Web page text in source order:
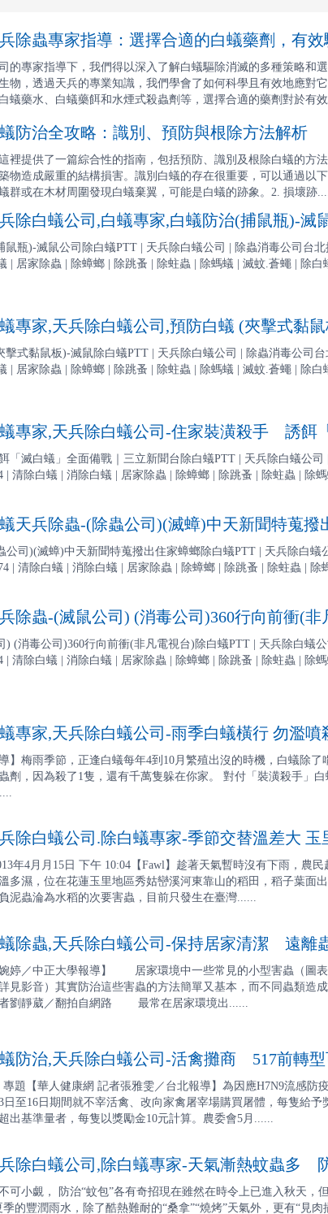
除蟲專家指導：選擇合適的白蟻藥劑，有效
的專家指導下，我們得以深入了解白蟻驅除消滅的多種策略和
物，透過天兵的專業知識，我們學會了如何科學且有效地應對
蟻藥水、白蟻藥餌和水煙式殺蟲劑等，選擇合適的藥劑對於有
防治全攻略：識別、預防與根除方法解析
裡提供了一篇綜合性的指南，包括預防、識別及根除白蟻的方
物造成嚴重的結構損害。識別白蟻的存在很重要，可以通過以
群或在木材周圍發現白蟻棄翼，可能是白蟻的跡象。2. 損壞跡
除白蟻公司,白蟻專家,白蟻防治(捕鼠瓶)-滅
鼠瓶)-滅鼠公司除白蟻PTT | 天兵除白蟻公司 | 除蟲消毒公司台
| 居家除蟲 | 除蟑螂 | 除跳蚤 | 除蛀蟲 | 除螞蟻 | 滅蚊.蒼蠅 | 除
專家,天兵除白蟻公司,預防白蟻 (夾擊式黏鼠
擊式黏鼠板)-滅鼠除白蟻PTT | 天兵除白蟻公司 | 除蟲消毒公司
| 居家除蟲 | 除蟑螂 | 除跳蚤 | 除蛀蟲 | 除螞蟻 | 滅蚊.蒼蠅 | 除
專家,天兵除白蟻公司-住家裝潢殺手 誘餌
滅白蟻」全面備戰｜三立新聞台除白蟻PTT | 天兵除白蟻公司
| 清除白蟻 | 消除白蟻 | 居家除蟲 | 除蟑螂 | 除跳蚤 | 除蛀蟲 | 除
天兵除蟲-(除蟲公司)(滅蟑)中天新聞特蒐撥
公司)(滅蟑)中天新聞特蒐撥出住家蟑螂除白蟻PTT | 天兵除白
| 清除白蟻 | 消除白蟻 | 居家除蟲 | 除蟑螂 | 除跳蚤 | 除蛀蟲 |
除蟲-(滅鼠公司) (消毒公司)360行向前衝(非
) (消毒公司)360行向前衝(非凡電視台)除白蟻PTT | 天兵除白蟻
| 清除白蟻 | 消除白蟻 | 居家除蟲 | 除蟑螂 | 除跳蚤 | 除蛀蟲 | 除
專家,天兵除白蟻公司-雨季白蟻橫行 勿濫噴
】梅雨季節，正逢白蟻每年4到10月繁殖出沒的時機，白蟻除
劑，因為殺了1隻，還有千萬隻躲在你家。 對付「裝潢殺手」
除白蟻公司.除白蟻專家-季節交替溫差大 玉
年4月月15日 下午 10:04【Fawl】趁著天氣暫時沒有下雨，農
多濕，位在花蓮玉里地區秀姑巒溪河東靠山的稻田，稻子葉面
泥蟲淪為水稻的次要害蟲，目前只發生在臺灣......
除蟲,天兵除白蟻公司-保持居家清潔 遠離
婉婷／中正大學報導】 居家環境中一些常見的小型害蟲（圖
見影音）其實防治這些害蟲的方法簡單又基本，而不同蟲類造
劉靜葳／翻拍自網路 最常在居家環境出......
防治,天兵除白蟻公司-活禽攤商 517前轉型
專題【華人健康網 記者張雅雯／台北報導】為因應H7N9流感
日至16日期間就不宰活禽、改向家禽屠宰場購買屠體，每隻給
出基準量者，每隻以獎勵金10元計算。農委會5月......
除白蟻公司,除白蟻專家-天氣漸熱蚊蟲多
可小覷， 防治“蚊包”各有奇招現在雖然在時令上已進入秋天
季的豐潤雨水，除了酷熱難耐的“桑拿”“燒烤”天氣外，更有“見